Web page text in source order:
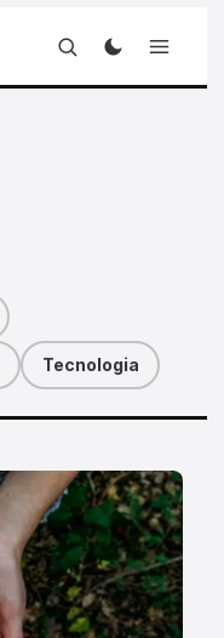
Tecnologia